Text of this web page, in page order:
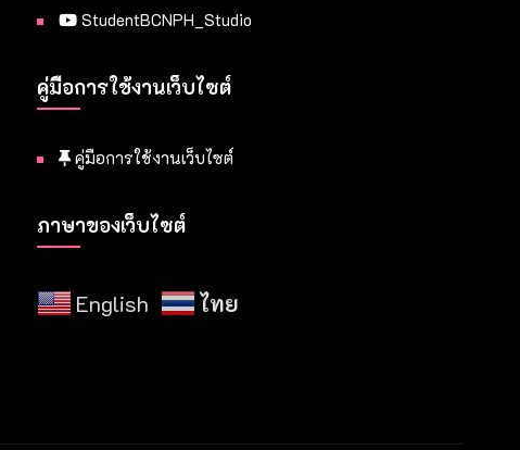
StudentBCNPH_Studio
คู่มือการใช้งานเว็บไซต์
คู่มือการใช้งานเว็บไซต์
ภาษาของเว็บไซต์
English ไทย